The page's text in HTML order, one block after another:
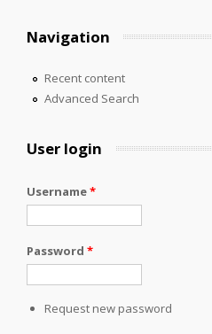
Navigation
Recent content
Advanced Search
User login
Username*
Password *
Request new password